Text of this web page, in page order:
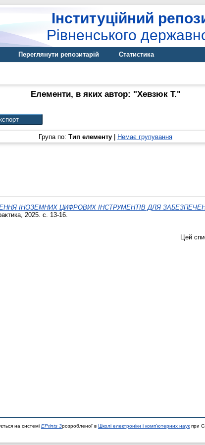
Інституційний
Рівненського
Переглянути репозитарій Статистика
Елементи, в яких автор: "Хевзюк Т."
Група по: Тип елементу Немає групування
ІНОЗЕМНИХ ЦИФРОВИХ ІНСТРУМЕНТІВ ДЛЯ
2025. с. 13-16.
Цей
на системі EPrints 3розробленої в Школі електроніки і комп'ютерних наук при